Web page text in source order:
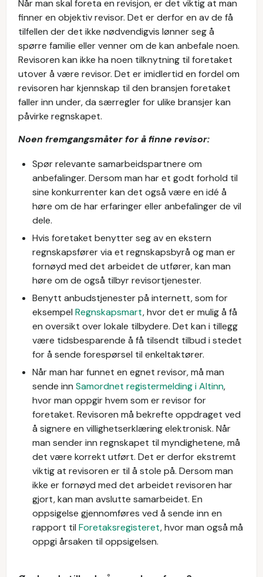
Når man skal foreta en revisjon, er det viktig at man
finner en objektiv revisor. Det er derfor en av de få
tilfellen der det ikke nødvendigvis lønner seg å
spørre familie eller venner om de kan anbefale noen.
Revisoren kan ikke ha noen tilknytning til foretaket
utover å være revisor. Det er imidlertid en fordel om
revisoren har kjennskap til den bransjen foretaket
faller inn under, da særregler for ulike bransjer kan
påvirke regnskapet.
Noen fremgangsmåter for å finne revisor:
Spør relevante samarbeidspartnere om
anbefalinger. Dersom man har et godt forhold til
sine konkurrenter kan det også være en idé å
høre om de har erfaringer eller anbefalinger de vil
dele.
Hvis foretaket benytter seg av en ekstern
regnskapsfører via et regnskapsbyrå og man er
fornøyd med det arbeidet de utfører, kan man
høre om de også tilbyr revisortjenester.
Benytt anbudstjenester på internett, som for
eksempel Regnskapsmart, hvor det er mulig å få
en oversikt over lokale tilbydere. Det kan i tillegg
være tidsbesparende å få tilsendt tilbud i stedet
for å sende forespørsel til enkeltaktører.
Når man har funnet en egnet revisor, må man
sende inn Samordnet registermelding i Altinn,
hvor man oppgir hvem som er revisor for
foretaket. Revisoren må bekrefte oppdraget ved
å signere en villighetserklæring elektronisk. Når
man sender inn regnskapet til myndighetene, må
det være korrekt utført. Det er derfor ekstremt
viktig at revisoren er til å stole på. Dersom man
ikke er fornøyd med det arbeidet revisoren har
gjort, kan man avslutte samarbeidet. En
oppsigelse gjennomføres ved å sende inn en
rapport til Foretaksregisteret, hvor man også må
oppgi årsaken til oppsigelsen.